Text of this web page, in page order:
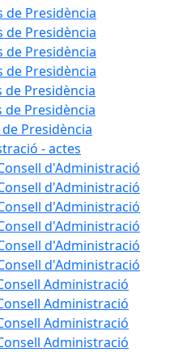
de Presidència
de Presidència
de Presidència
de Presidència
de Presidència
de Presidència
Presidència
- actes
d'Administració
d'Administració
d'Administració
d'Administració
d'Administració
d'Administració
Administració
Administració
Administració
Administració